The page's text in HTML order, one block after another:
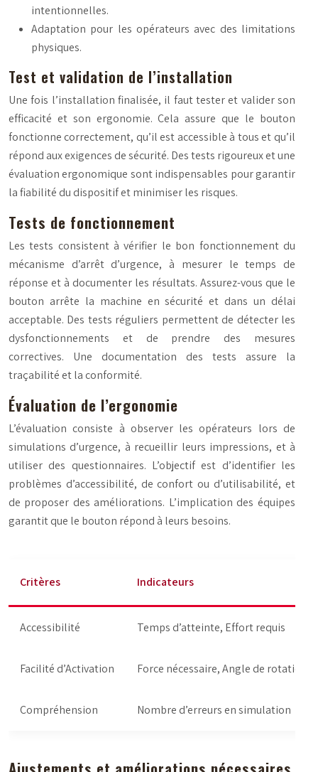
intentionnelles.
Adaptation pour les opérateurs avec des limitations
physiques.
Test et validation de l’installation
Une fois l’installation finalisée, il faut tester et valider son
efficacité et son ergonomie. Cela assure que le bouton
fonctionne correctement, qu’il est accessible à tous et qu’il
répond aux exigences de sécurité. Des tests rigoureux et une
évaluation ergonomique sont indispensables pour garantir
la fiabilité du dispositif et minimiser les risques.
Tests de fonctionnement
Les tests consistent à vérifier le bon fonctionnement du
mécanisme d’arrêt d’urgence, à mesurer le temps de
réponse et à documenter les résultats. Assurez-vous que le
bouton arrête la machine en sécurité et dans un délai
acceptable. Des tests réguliers permettent de détecter les
dysfonctionnements et de prendre des mesures
correctives. Une documentation des tests assure la
traçabilité et la conformité.
Évaluation de l’ergonomie
L’évaluation consiste à observer les opérateurs lors de
simulations d’urgence, à recueillir leurs impressions, et à
utiliser des questionnaires. L’objectif est d’identifier les
problèmes d’accessibilité, de confort ou d’utilisabilité, et
de proposer des améliorations. L’implication des équipes
garantit que le bouton répond à leurs besoins.
Critères Indicateurs
Accessibilité Temps d’atteinte, Effort requis
Facilité d’Activation Force nécessaire, Angle de rotation
Compréhension Nombre d’erreurs en simulation